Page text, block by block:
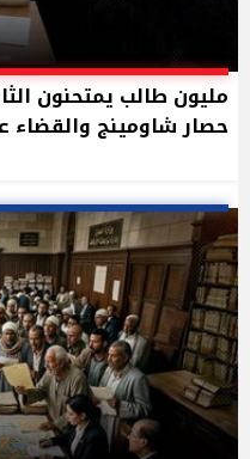
مليون طالب يمتحنون
حصار شاومينج والقضاء